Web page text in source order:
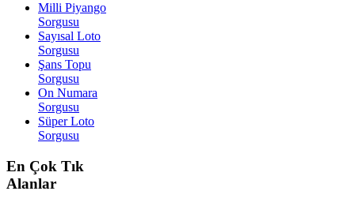
Milli Piyango
Sorgusu
Sayısal Loto
Sorgusu
Şans Topu
Sorgusu
On Numara
Sorgusu
Süper Loto
Sorgusu
En Çok Tık
Alanlar